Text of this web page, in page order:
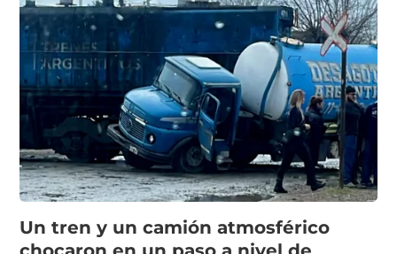
Un tren y un camión atmosférico